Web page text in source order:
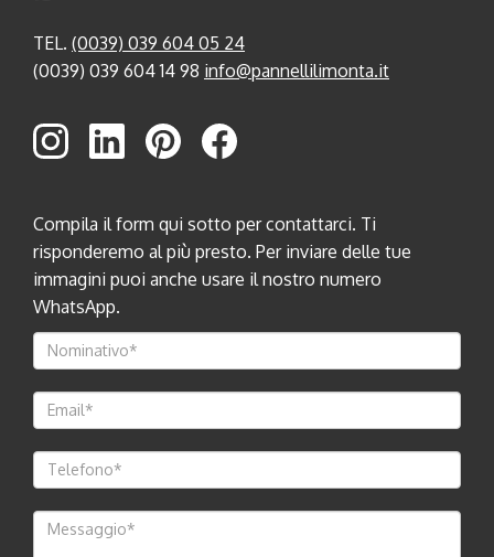
TEL. (0039) 039 604 05 24
(0039) 039 604 14 98 info@pannellilimonta.it
Compila il form qui sotto per contattarci. Ti
risponderemo al più presto. Per inviare delle tue
immagini puoi anche usare il nostro numero
WhatsApp.